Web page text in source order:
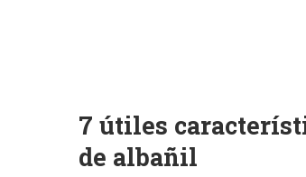
7 útiles
de albañil